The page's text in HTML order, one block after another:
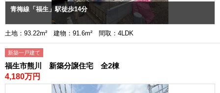
青梅線「福生」駅徒歩14分
土地：93.22m² 建物：91.6m² 間取：4LDK
新築一戸建て
福生市熊川 新築分譲住宅 全2棟
4,180万円